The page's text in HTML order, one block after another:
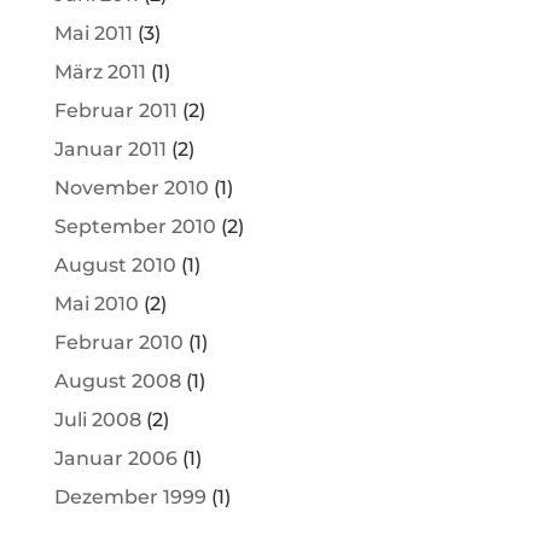
Mai 2011 (3)
März 2011 (1)
Februar 2011 (2)
Januar 2011 (2)
November 2010 (1)
September 2010 (2)
August 2010 (1)
Mai 2010 (2)
Februar 2010 (1)
August 2008(1)
Juli 2008(2)
Januar 2006(1)
Dezember 1999 (1)